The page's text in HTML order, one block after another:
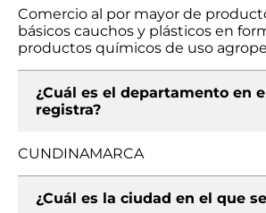
Comercio al por mayor de
básicos cauchos y plásticos en
productos químicos de uso
¿Cuál es el departamento en
registra?
CUNDINAMARCA
¿Cuál es la ciudad en el que